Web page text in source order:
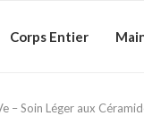
Corps Entier
– Soin Léger aux